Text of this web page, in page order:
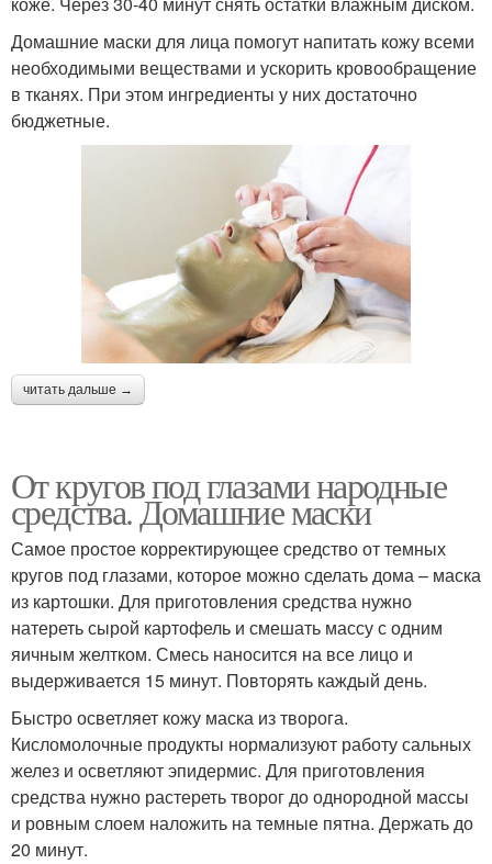
Домашние маски для лица помогут напитать кожу всеми
необходимыми веществами и ускорить кровообращение
в тканях. При этом ингредиенты у них достаточно
бюджетные.
читать дальше →
От кругов под глазами народные
средства. Домашние маски
Самое простое корректирующее средство от темных
кругов под глазами, которое можно сделать дома – маска
из картошки. Для приготовления средства нужно
натереть сырой картофель и смешать массу с одним
яичным желтком. Смесь наносится на все лицо и
выдерживается 15 минут. Повторять каждый день.
Быстро осветляет кожу маска из творога.
Кисломолочные продукты нормализуют работу сальных
желез и осветляют эпидермис. Для приготовления
средства нужно растереть творог до однородной массы
и ровным слоем наложить на темные пятна. Держать до
20 минут.